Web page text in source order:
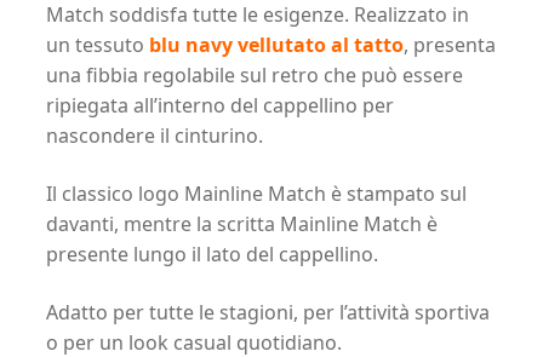
Match soddisfa tutte le esigenze. Realizzato in
un tessuto blu navy vellutato al tatto, presenta
una fibbia regolabile sul retro che può essere
ripiegata all’interno del cappellino per
nascondere il cinturino.
Il classico logo Mainline Match è stampato sul
davanti, mentre la scritta Mainline Match è
presente lungo il lato del cappellino.
Adatto per tutte le stagioni, per l’attività sportiva
o per un look casual quotidiano.